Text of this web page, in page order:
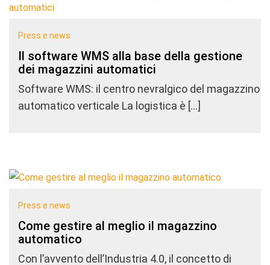
Press e news
Il software WMS alla base della gestione
dei magazzini automatici
Software WMS: il centro nevralgico del magazzino
automatico verticale La logistica è […]
Press e news
Come gestire al meglio il magazzino
automatico
Con l’avvento dell’Industria 4.0, il concetto di